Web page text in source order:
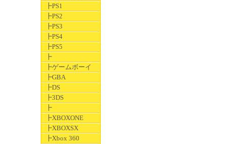
┣PS1
┣PS2
┣PS3
┣PS4
┣PS5
┣
┣ゲームボーイ
┣GBA
┣DS
┣3DS
┣
┣XBOXONE
┣XBOXSX
┣Xbox 360